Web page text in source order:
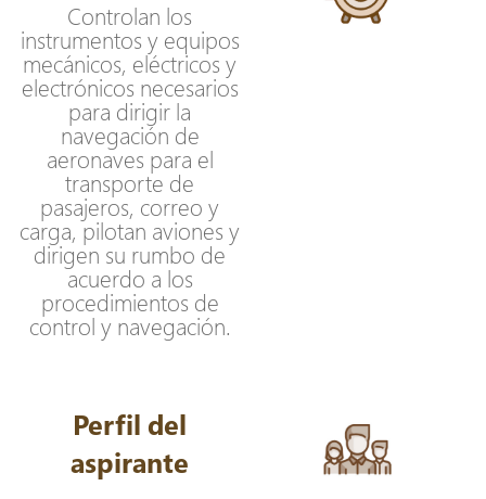
Controlan los
instrumentos y equipos
mecánicos, eléctricos y
electrónicos necesarios
para dirigir la
navegación de
aeronaves para el
transporte de
pasajeros, correo y
carga, pilotan aviones y
dirigen su rumbo de
acuerdo a los
procedimientos de
control y navegación.
Perfil del
aspirante